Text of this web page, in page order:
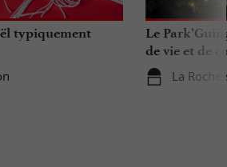
typiquement
Le
de vie et de
La